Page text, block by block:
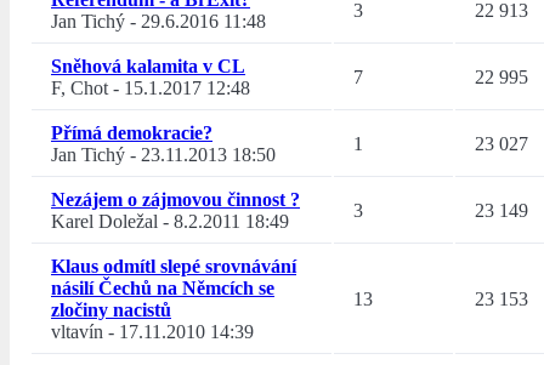
Jan Tichý - 29.6.2016 11:48
3 22 913
Sněhová kalamita v CL
F, Chot- 15.1.2017 12:48
7 22 995
Přímá demokracie?
Jan Tichý - 23.11.2013 18:50
1 23 027
Nezájem o zájmovou činnost ?
Karel Doležal - 8.2.2011 18:49
3 23 149
Klaus odmítl slepé srovnávání
násilí Čechů na Němcích se
zločiny nacistů
vltavín - 17.11.2010 14:39
13 23 153